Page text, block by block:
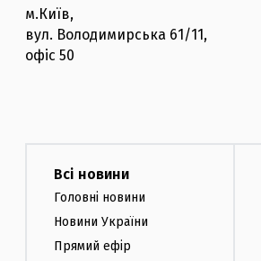
м.Київ,
вул. Володимирська 61/11,
офіс 50
Всі новини
Головні новини
Новини України
Прямий ефір